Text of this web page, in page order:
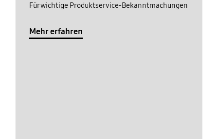
Für wichtige Produktservice-Bekanntmachungen
Mehr erfahren